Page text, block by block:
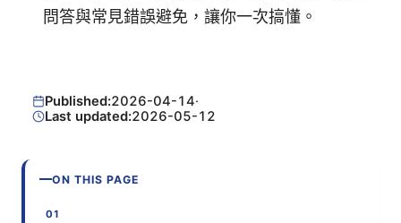
問答與常見錯誤避免，讓你一次搞懂。
Published:2026-04-14·
Last updated:2026-05-12
ON THIS PAGE